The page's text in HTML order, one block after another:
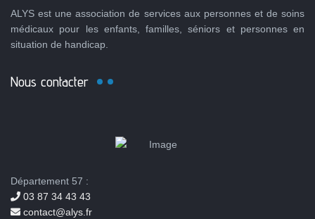
ALYS est une association de services aux personnes et de soins
médicaux pour les enfants, familles, séniors et personnes en
situation de handicap.
Nous contacter
Département 57 :
03 87 34 43 43
contact@alys.fr